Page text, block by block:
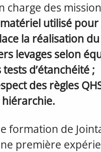
charge des
utilisé
la réalisation
levages selon
tests d’étanchéité ;
des règles
formation de
première